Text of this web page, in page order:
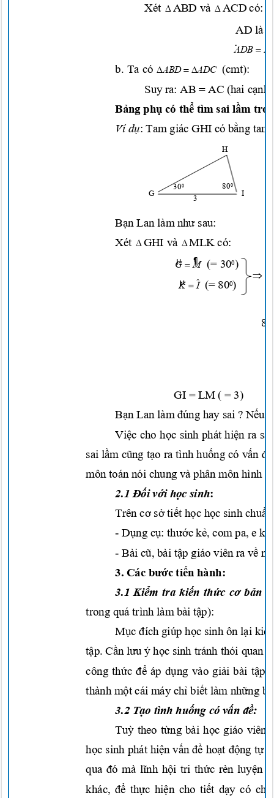
Xét ABD và ACD có:
AD là
·
ADB
b. Ta cóABD ADC(cmt):
Suy ra: AB = AC (hai
Bảng phụcó thể tìm sai lầm
Vídụ: Tam giác GHI có bằng
H
800
300
G I
3
BạnLan làm như sau:
Xét GHI vàMLK có:
G M(= 300)
µ ¶

KI(= 800)
µ 
GI = LM ( = 3)
BạnLan làm đúnghay sai ? Nếu
Việcchohọc sinh pháthiệnra
sai lầm cũng tạora tìnhhuống có vấn
môn toán nói chung và phân môn hình
2.1 Đối với họcsinh:
Trêncơ sở tiết học học sinh
-Dụng cụ: thước kẻ,com pa, e ke
- Bài cũ,bài tập giáo viên ravề
3. Các bước tiếnhành:
3.1Kiểmtrakiến thức cơ bản
trong quá trình làm bàitập):
Mục đích giúphọc sinh ôn lại
tập. Cần lưuýhọc sinh tránh thói quan
côngthức đểápdụngvào giảibài tập.
thành mộtcái máy chỉ biết làm những
3.2 Tạo tìnhhuống cóvấn đề:
Tuỳtheotừngbàihọc giáo viên
học sinh phát hiện vấn đề hoạt động tự
quađómàlĩnh hộitrithức rènluyện
khác,để thực hiện chotiết dạycó